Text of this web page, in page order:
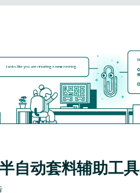
自动套料辅助工具